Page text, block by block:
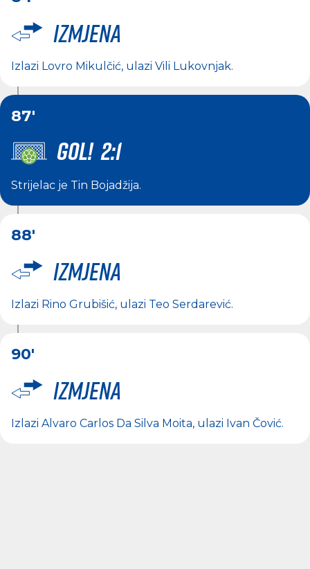
Izmjena
Izlazi Lovro Mikulčić, ulazi Vili Lukovnjak.
87'
GOL! 2:1
Strijelac je Tin Bojadžija.
88'
Izmjena
Izlazi Rino Grubišić, ulazi Teo Serdarević.
90'
Izmjena
Izlazi Alvaro Carlos Da Silva Moita, ulazi Ivan Čović.